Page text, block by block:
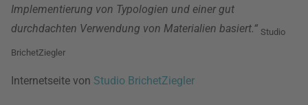
Implementierung von Typologien und einer gut
durchdachten Verwendung von Materialien basiert.“ Studio
BrichetZiegler
Internetseite von Studio BrichetZiegler